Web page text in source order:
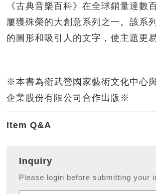
《古典音樂百科》在全球銷量達數
屢獲殊榮的大創意系列之一。該系
的圖形和吸引人的文字，使主題更
※本書為衛武營國家藝術文化中心
企業股份有限公司合作出版※
Item Q&A
Inquiry
Please login before submitting your